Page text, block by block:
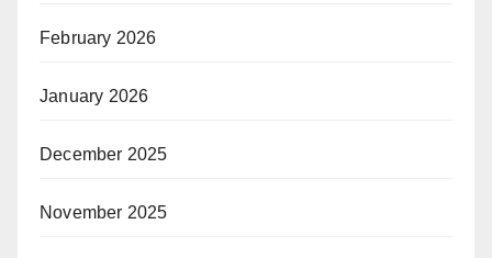
February 2026
January 2026
December 2025
November 2025